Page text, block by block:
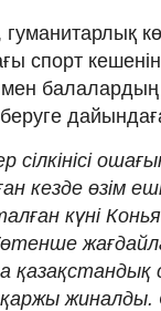
спорт
балалардың
сілкінісі
кезде өзім
күні
қазақстандық
жиналды.